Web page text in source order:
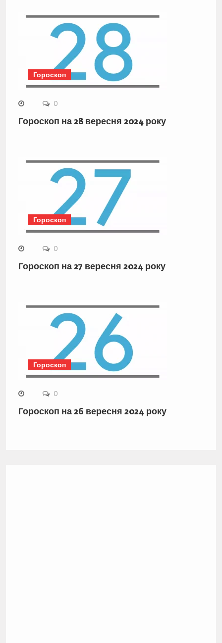
Гороскоп
0
Гороскоп на 28 вересня 2024 року
Гороскоп
0
Гороскоп на 27 вересня 2024 року
Гороскоп
0
Гороскоп на 26 вересня 2024 року